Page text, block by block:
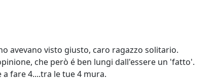
avevano visto giusto, caro ragazzo solitario.
che però é ben lungi dall'essere un 'fatto'.
fare 4....tra le tue 4 mura.